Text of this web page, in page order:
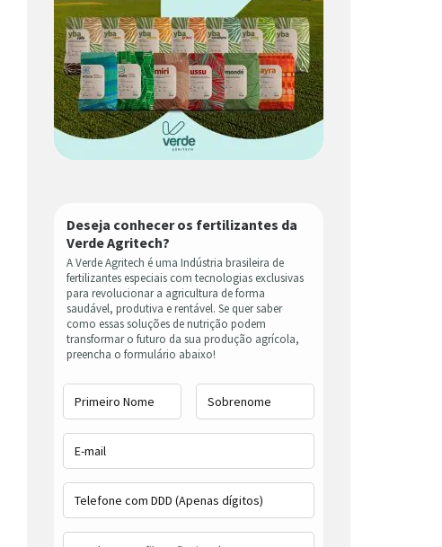
Deseja conhecer os fertilizantes da
Verde Agritech?
A Verde Agritech é uma Indústria brasileira de
fertilizantes especiais com tecnologias exclusivas
para revolucionar a agricultura de forma
saudável, produtiva e rentável. Se quer saber
como essas soluções de nutrição podem
transformar o futuro da sua produção agrícola,
preencha o formulário abaixo!